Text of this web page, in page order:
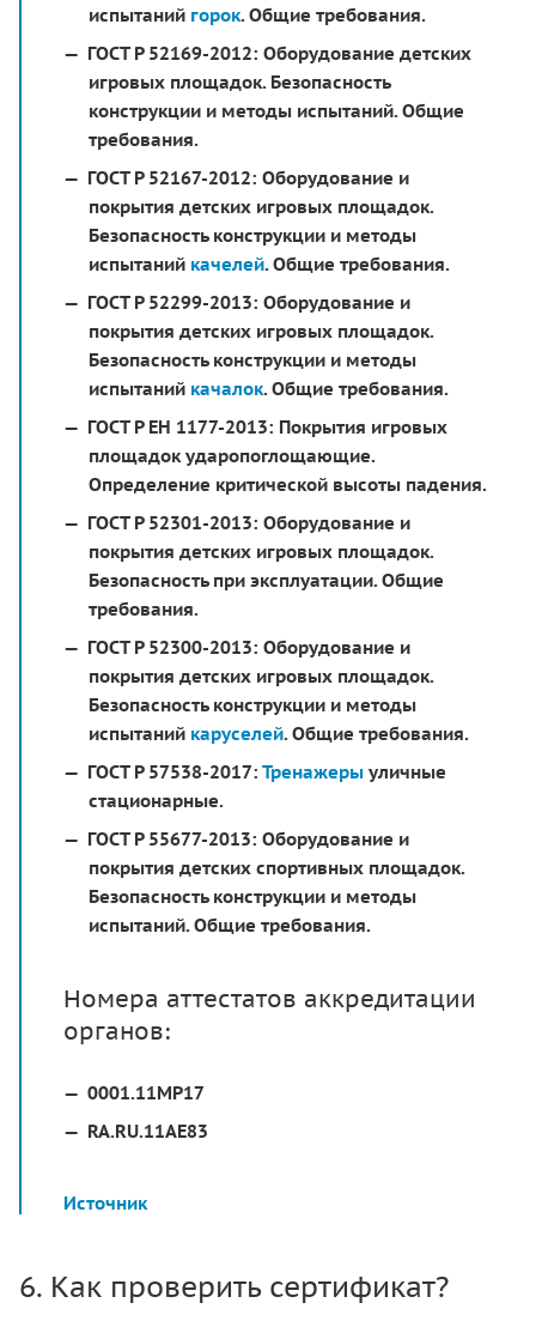
испытаний горок. Общие требования.
ГОСТ Р 52169-2012: Оборудование детских
игровых площадок. Безопасность
конструкции и методы испытаний. Общие
требования.
ГОСТ Р 52167-2012: Оборудование и
покрытия детских игровых площадок.
Безопасность конструкции и методы
испытаний качелей. Общие требования.
ГОСТ Р 52299-2013: Оборудование и
покрытия детских игровых площадок.
Безопасность конструкции и методы
испытаний качалок. Общие требования.
ГОСТ Р ЕН 1177-2013: Покрытия игровых
площадок ударопоглощающие.
Определение критической высоты падения.
ГОСТ Р 52301-2013: Оборудование и
покрытия детских игровых площадок.
Безопасность при эксплуатации. Общие
требования.
ГОСТ Р 52300-2013: Оборудование и
покрытия детских игровых площадок.
Безопасность конструкции и методы
испытаний каруселей. Общие требования.
ГОСТ Р 57538-2017: Тренажеры уличные
стационарные.
ГОСТ Р 55677-2013: Оборудование и
покрытия детских спортивных площадок.
Безопасность конструкции и методы
испытаний. Общие требования.
Номера аттестатов аккредитации
органов:
0001.11МР17
RA.RU.11АЕ83
Источник
6. Как проверить сертификат?